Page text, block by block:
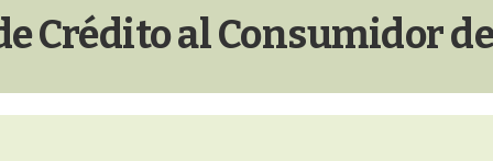
Crédito al Consumidor